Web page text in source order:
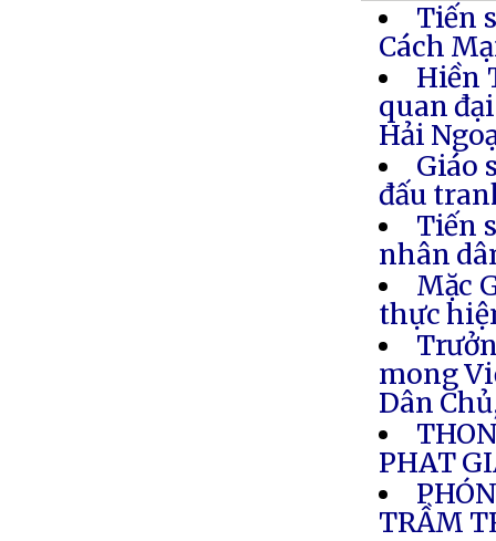
Tiến
Cách
Hiền
quan
Hải
Giáo
đấu
Tiến
nhân
Mặc
thực
mong
Dân
PHAT
TRẦM